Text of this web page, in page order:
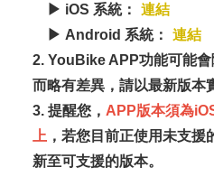
▶ iOS 系統：
連結
▶ Android 系統：
連結
2. YouBike APP功能可能
而略有差異，請以最新版本
3. 提醒您， APP版本須為
上 ，若您目前正使用未支
新至可支援的版本。